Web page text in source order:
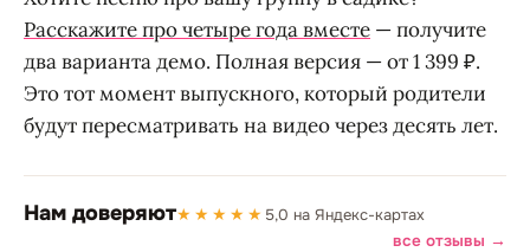
Расскажите про четыре года вместе — получите
два варианта демо. Полная версия — от 1 399 ₽.
Это тот момент выпускного, который родители
будут пересматривать на видео через десять лет.
Нам доверяют★★★★★ 5,0 на Яндекс-картах
все отзывы →